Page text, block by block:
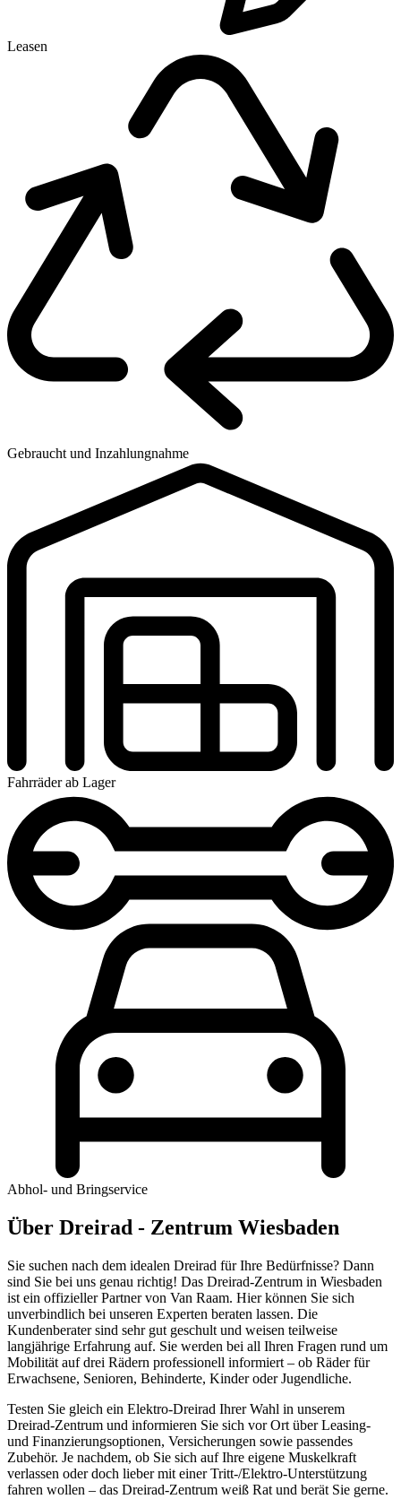
Leasen
Gebraucht und Inzahlungnahme
Fahrräder ab Lager
Abhol- und Bringservice
Über Dreirad - Zentrum Wiesbaden
Sie suchen nach dem idealen Dreirad für Ihre Bedürfnisse? Dann
sind Sie bei uns genau richtig! Das Dreirad-Zentrum in Wiesbaden
ist ein offizieller Partner von Van Raam. Hier können Sie sich
unverbindlich bei unseren Experten beraten lassen. Die
Kundenberater sind sehr gut geschult und weisen teilweise
langjährige Erfahrung auf. Sie werden bei all Ihren Fragen rund um
Mobilität auf drei Rädern professionell informiert – ob Räder für
Erwachsene, Senioren, Behinderte, Kinder oder Jugendliche.
Testen Sie gleich ein Elektro-Dreirad Ihrer Wahl in unserem
Dreirad-Zentrum und informieren Sie sich vor Ort über Leasing-
und Finanzierungsoptionen, Versicherungen sowie passendes
Zubehör. Je nachdem, ob Sie sich auf Ihre eigene Muskelkraft
verlassen oder doch lieber mit einer Tritt-/Elektro-Unterstützung
fahren wollen – das Dreirad-Zentrum weiß Rat und berät Sie gerne.